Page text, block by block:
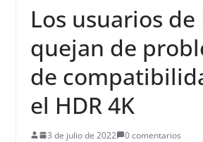
Los usuarios de
quejan de
de
el HDR 4K
3 de julio de 2022
0 comentarios